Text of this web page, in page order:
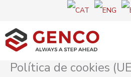
contingut
Política de cookies